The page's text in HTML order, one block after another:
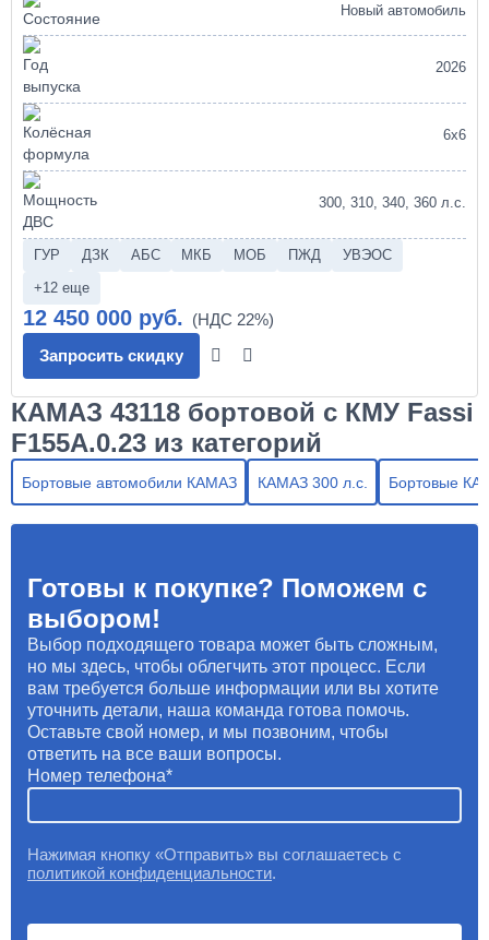
Новый автомобиль
2026
6х6
300, 310, 340, 360 л.с.
ГУР ДЗК АБС МКБ МОБ ПЖД
УВЭОС
+12 еще
12 450 000 руб.
Запросить скидку
КАМАЗ 43118 бортовой с КМУ Fassi
F155A.0.23 из категорий
Бортовые автомобили КАМАЗ КАМАЗ 300 л.с. Бортовые
Готовы к покупке? Поможем с
выбором!
Выбор подходящего товара может быть сложным,
но мы здесь, чтобы облегчить этот процесс. Если
вам требуется больше информации или вы хотите
уточнить детали, наша команда готова помочь.
Оставьте свой номер, и мы позвоним, чтобы
ответить на все ваши вопросы.
Номер телефона
Нажимая кнопку «Отправить» вы соглашаетесь с
политикой конфиденциальности.